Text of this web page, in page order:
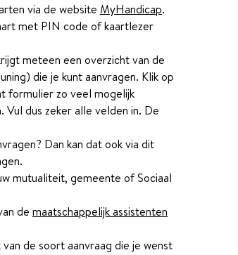
via de website MyHandicap.
met PIN code of kaartlezer
meteen een overzicht van de
die je kunt aanvragen. Klik op
formulier zo veel mogelijk
Vul dus zeker alle velden in. De
Dan kan dat ook via dit
mutualiteit, gemeente of Sociaal
de maatschappelijk assistenten
de soort aanvraag die je wenst